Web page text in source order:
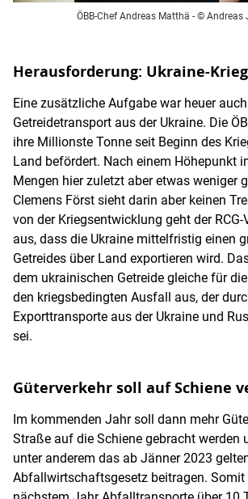
ÖBB-Chef Andreas Matthä - © Andreas
Herausforderung: Ukraine-Krieg
Eine zusätzliche Aufgabe war heuer
Getreidetransport aus der Ukraine. Die
ihre Millionste Tonne seit Beginn des
Land befördert. Nach einem Höhepunkt
Mengen hier zuletzt aber etwas weniger
Clemens Först sieht darin aber keinen
von der Kriegsentwicklung geht der
aus, dass die Ukraine mittelfristig einen
Getreides über Land exportieren wird.
dem ukrainischen Getreide gleiche für
den kriegsbedingten Ausfall aus, der
Exporttransporte aus der Ukraine und
sei.
Güterverkehr soll auf Schiene
Im kommenden Jahr soll dann mehr
Straße auf die Schiene gebracht werden
unter anderem das ab Jänner 2023
Abfallwirtschaftsgesetz beitragen. Somit